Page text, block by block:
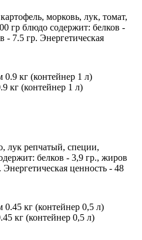
морковь, лук, томат,
гр блюдо содержит: белков -
- 7.5 гр. Энергетическая
кг (контейнер 1 л)
лук репчатый, специи,
белков - 3,9 гр., жиров
ценность - 48
кг (контейнер 0,5 л)